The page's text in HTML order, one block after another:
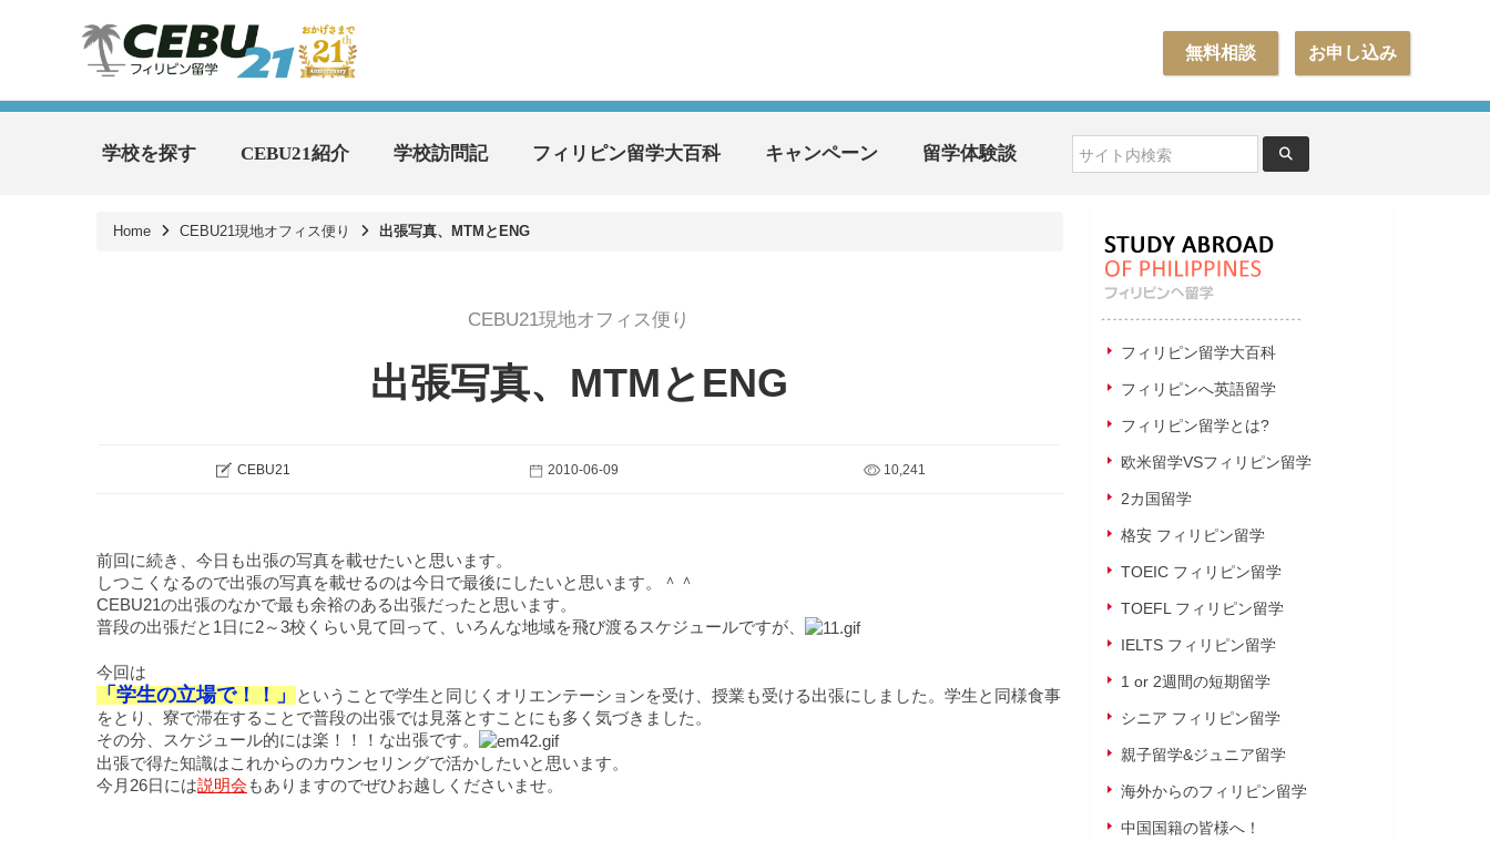
お申し込み
無料相談
学校を探す CEBU21紹介 学校訪問記 フィリピン留学大百科 キャンペーン 留学体験談
Home CEBU21現地オフィス便り 出張写真、MTMとENG
CEBU21現地オフィス便り
出張写真、MTMとENG
CEBU21 2010-06-09 10,241
前回に続き、今日も出張の写真を載せたいと思います。
しつこくなるので出張の写真を載せるのは今日で最後にしたいと思います。＾＾
CEBU21の出張のなかで最も余裕のある出張だったと思います。
普段の出張だと1日に2～3校くらい見て回って、いろんな地域を飛び渡るスケジュールですが、
今回は
「学生の立場で！！」 ということで学生と同じくオリエンテーションを受け、授業も受ける出張にしました。学生と同様食事
をとり、寮で滞在することで普段の出張では見落とすことにも多く気づきました。
その分、スケジュール的には楽！！！な出張です。
出張で得た知識はこれからのカウンセリングで活かしたいと思います。
今月26日には説明会 もありますのでぜひお越しくださいませ。
フィリピン留学大百科
フィリピンへ英語留学
フィリピン留学とは?
欧米留学VSフィリピン留学
2カ国留学
格安 フィリピン留学
TOEIC フィリピン留学
TOEFL フィリピン留学
IELTS フィリピン留学
1 or 2週間の短期留学
シニア フィリピン留学
親子留学&ジュニア留学
海外からのフィリピン留学
中国国籍の皆様へ！